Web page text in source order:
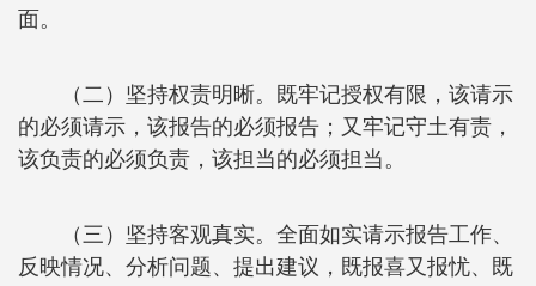
面。
（二）坚持权责明晰。既牢记授权有限，该请示
的必须请示，该报告的必须报告；又牢记守土有责，
该负责的必须负责，该担当的必须担当。
（三）坚持客观真实。全面如实请示报告工作、
反映情况、分析问题、提出建议，既报喜又报忧、既